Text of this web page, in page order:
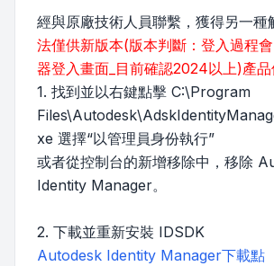
經與原廠技術人員聯繫，獲得另一種
法僅供新版本(版本判斷：登入過程
器登入畫面_目前確認2024以上)產品
1. 找到並以右鍵點擊 C:\Program
xe 選擇“以管理員身份執行”
或者從控制台的新增移除中，移除
Identity Manager。
2. 下載並重新安裝 IDSDK
Autodesk Identity Manager下載點